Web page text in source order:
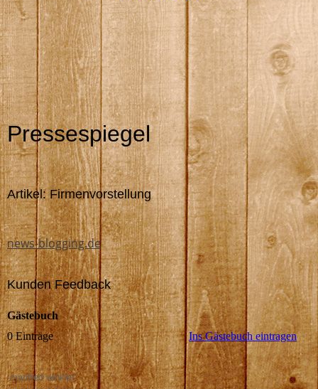
Pressespiegel
Artikel: Firmenvorstellung
news-blogging.de
Kunden Feedback
Gästebuch
0 Einträge
Ins Gästebuch eintragen
manfred winkler